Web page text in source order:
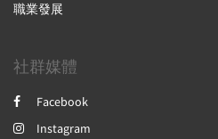
職業發展
社群媒體
Facebook
Instagram